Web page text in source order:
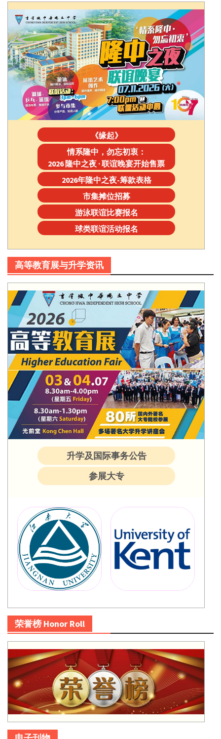
《缘起》
情系隆中，勿忘初衷：
2026 隆中之夜 · 联谊晚宴开始售票
2026年隆中之夜-筹款表格
市集摊位招募
游泳联谊比赛报名
球类联谊活动报名
高等教育展与升学资讯
升学及国际事务公告
参展大专
荣誉榜 Honor Roll